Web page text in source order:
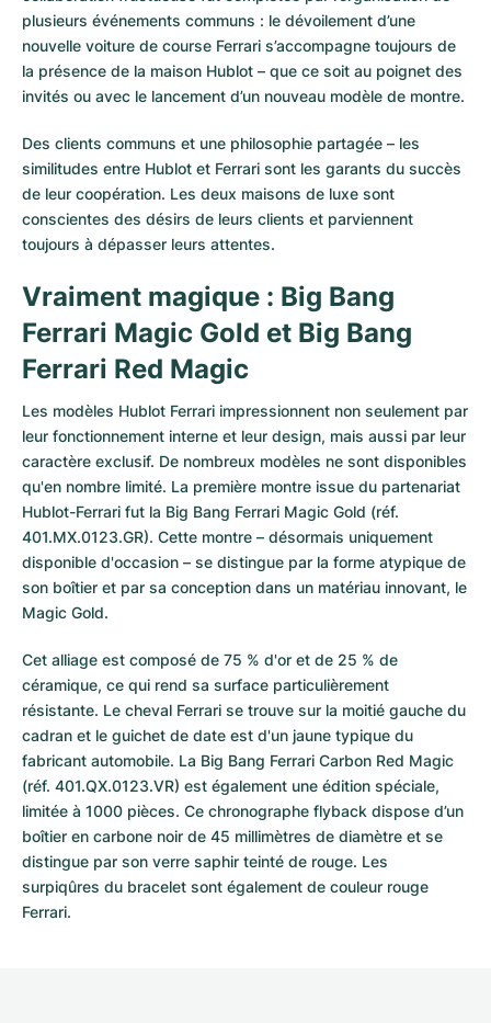
plusieurs événements communs : le dévoilement d’une
nouvelle voiture de course Ferrari s’accompagne toujours de
la présence de la maison Hublot – que ce soit au poignet des
invités ou avec le lancement d’un nouveau modèle de montre.
Des clients communs et une philosophie partagée – les
similitudes entre Hublot et Ferrari sont les garants du succès
de leur coopération. Les deux maisons de luxe sont
conscientes des désirs de leurs clients et parviennent
toujours à dépasser leurs attentes.
Vraiment magique : Big Bang
Ferrari Magic Gold et Big Bang
Ferrari Red Magic
Les modèles Hublot Ferrari impressionnent non seulement par
leur fonctionnement interne et leur design, mais aussi par leur
caractère exclusif. De nombreux modèles ne sont disponibles
qu'en nombre limité. La première montre issue du partenariat
Hublot-Ferrari fut la Big Bang Ferrari Magic Gold (réf.
401.MX.0123.GR). Cette montre – désormais uniquement
disponible d'occasion – se distingue par la forme atypique de
son boîtier et par sa conception dans un matériau innovant, le
Magic Gold.
Cet alliage est composé de 75 % d'or et de 25 % de
céramique, ce qui rend sa surface particulièrement
résistante. Le cheval Ferrari se trouve sur la moitié gauche du
cadran et le guichet de date est d'un jaune typique du
fabricant automobile. La Big Bang Ferrari Carbon Red Magic
(réf. 401.QX.0123.VR) est également une édition spéciale,
limitée à 1000 pièces. Ce chronographe flyback dispose d’un
boîtier en carbone noir de 45 millimètres de diamètre et se
distingue par son verre saphir teinté de rouge. Les
surpiqûres du bracelet sont également de couleur rouge
Ferrari.